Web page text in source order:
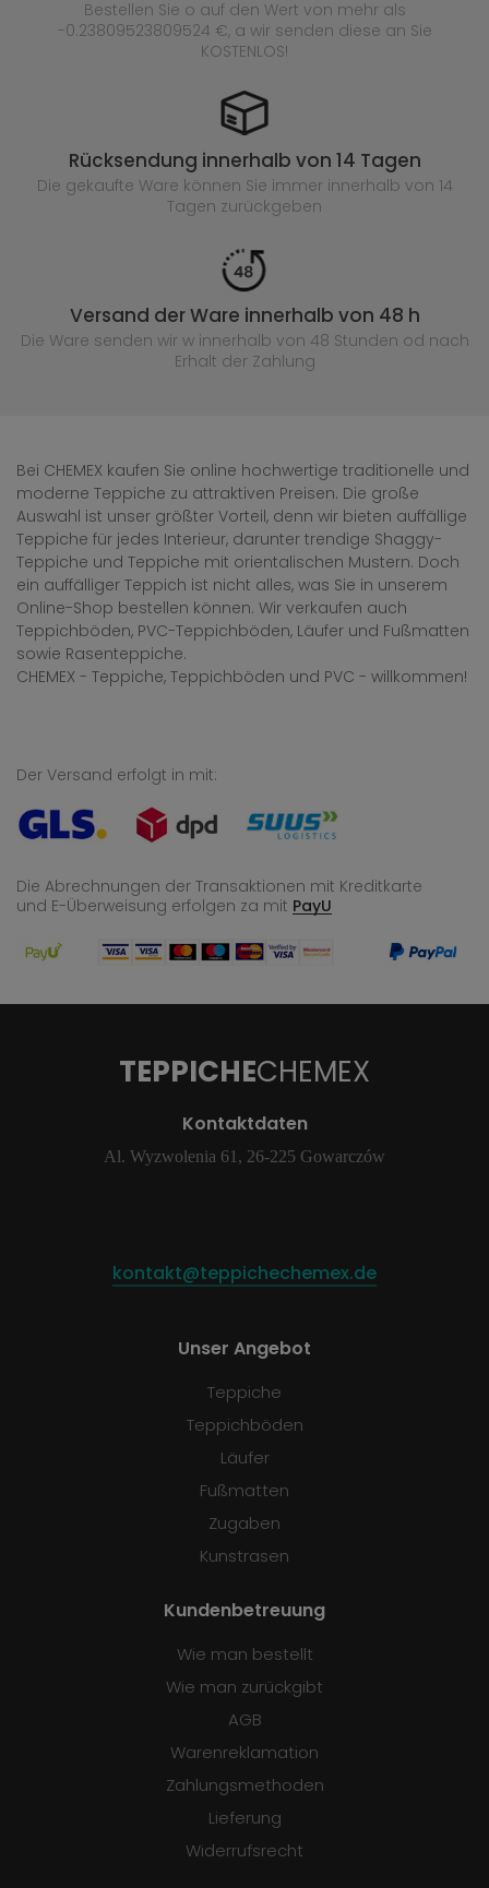
Bestellen Sie o auf den Wert von mehr als
-0.23809523809524 €, a wir senden diese an Sie
KOSTENLOS!
Rücksendung innerhalb von 14 Tagen
Die gekaufte Ware können Sie immer innerhalb von 14
Tagen zurückgeben
Versand der Ware innerhalb von 48 h
Die Ware senden wir w innerhalb von 48 Stunden od nach
Erhalt der Zahlung
Bei CHEMEX kaufen Sie online hochwertige traditionelle und
moderne Teppiche zu attraktiven Preisen. Die große
Auswahl ist unser größter Vorteil, denn wir bieten auffällige
Teppiche für jedes Interieur, darunter trendige Shaggy-
Teppiche und Teppiche mit orientalischen Mustern. Doch
ein auffälliger Teppich ist nicht alles, was Sie in unserem
Online-Shop bestellen können. Wir verkaufen auch
Teppichböden, PVC-Teppichböden, Läufer und Fußmatten
sowie Rasenteppiche.
CHEMEX - Teppiche, Teppichböden und PVC - willkommen!
Der Versand erfolgt in mit:
Die Abrechnungen der Transaktionen mit Kreditkarte
und E-Überweisung erfolgen za mit PayU
TEPPICHECHEMEX
Kontaktdaten
Al. Wyzwolenia 61, 26-225 Gowarczów
kontakt@teppichechemex.de
Unser Angebot
Teppiche
Teppichböden
Läufer
Fußmatten
Zugaben
Kunstrasen
Kundenbetreuung
Wie man bestellt
Wie man zurückgibt
AGB
Warenreklamation
Zahlungsmethoden
Lieferung
Widerrufsrecht